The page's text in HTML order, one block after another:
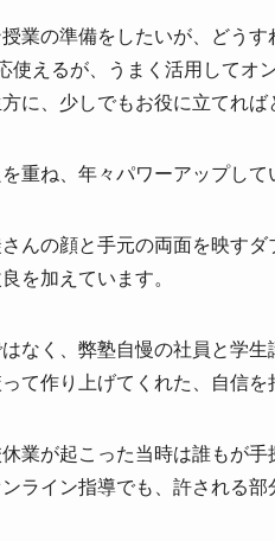
授業の準備をしたいが、どうす
使えるが、うまく活用してオ
に、少しでもお役に立てれば
重ね、年々パワーアップして
んの顔と手元の両面を映すダ
を加えています。
なく、弊塾自慢の社員と学生
て作り上げてくれた、自信を
業が起こった当時は誰もが手
ライン指導でも、許される部